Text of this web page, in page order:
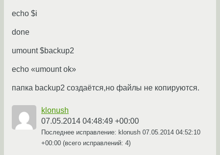
echo $i
done
umount $backup2
echo «umount ok»
папка backup2 создаётся,но файлы не копируются.
klonush
07.05.2014 04:48:49 +00:00
Последнее исправление: klonush 07.05.2014 04:52:10
+00:00 (всего исправлений: 4)